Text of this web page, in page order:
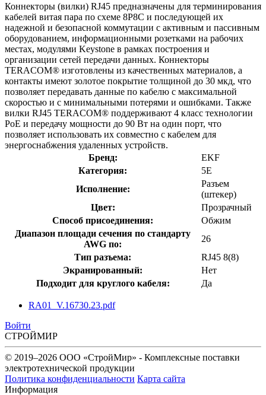
Коннекторы (вилки) RJ45 предназначены для терминирования
кабелей витая пара по схеме 8P8C и последующей их
надежной и безопасной коммутации с активным и пассивным
оборудованием, информационными розетками на рабочих
местах, модулями Keystone в рамках построения и
организации сетей передачи данных. Коннекторы
TERACOM® изготовлены из качественных материалов, а
контакты имеют золотое покрытие толщиной до 30 мкд, что
позволяет передавать данные по кабелю с максимальной
скоростью и с минимальными потерями и ошибками. Также
вилки RJ45 TERACOM® поддерживают 4 класс технологии
PoE и передачу мощности до 90 Вт на один порт, что
позволяет использовать их совместно с кабелем для
энергоснабжения удаленных устройств.
Бренд:
EKF
Категория:
5E
Исполнение:
Разъем
(штекер)
Цвет:
Прозрачный
Способ присоединения:
Обжим
Диапазон площади сечения по стандарту
AWG по:
26
Тип разъема:
RJ45 8(8)
Экранированный:
Нет
Подходит для круглого кабеля:
Да
RA01_V.16730.23.pdf
Войти
СТРОЙМИР
© 2019–2026 ООО «СтройМир» - Комплексные поставки
электротехнической продукции
Политика конфиденциальности Карта сайта
Информация